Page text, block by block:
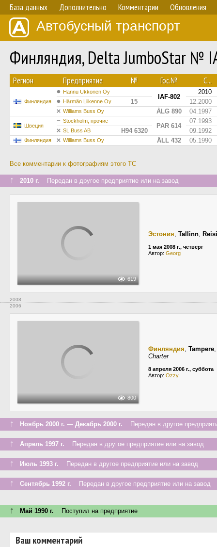
База данных Дополнительно Комментарии Обновления
Автобусный транспорт
Финляндия, Delta JumboStar №
Регион Предприятие № Гос.№ С...
Финляндия
Hannu Ukkonen Oy
IAF-802
2010
Härmän Liikenne Oy 15 12.2000
Williams Buss Oy ÅLG 890 04.1997
Швеция
Stockholm, прочие
PAR 614
07.1993
SL Buss AB H94 6320 09.1992
Финляндия Williams Buss Oy ÅLL 432 05.1990
Все комментарии к фотографиям этого ТС
↑ 2010 г. Передан в другое предприятие или на завод
619
Эстония, Tallinn,
1 мая 2008 г., четверг
Автор: Georg
2008
2006
800
Финляндия, Tampere
Charter
8 апреля 2006 г., суббота
Автор: Ozzy
↑ Ноябрь 2000 г. — Декабрь 2000 г. Передан в другое
↑ Апрель 1997 г. Передан в другое предприятие или на завод
↑ Июль 1993 г. Передан в другое предприятие или на завод
↑ Сентябрь 1992 г. Передан в другое предприятие или на завод
↑ Май 1990 г. Поступил на предприятие
Ваш комментарий